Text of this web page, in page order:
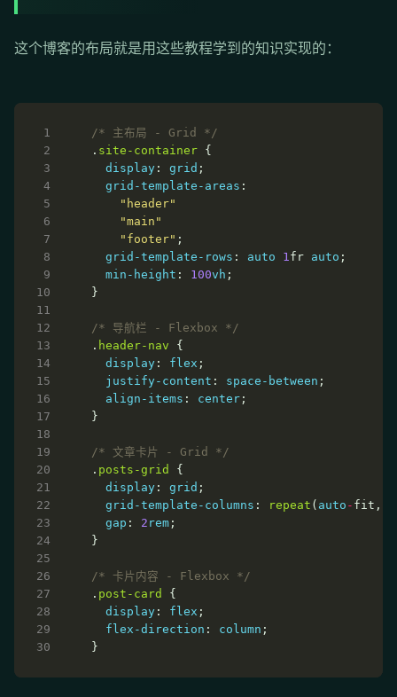
这个博客的布局就是用这些教程学到的知识实现的：
/* 主布局 - Grid */
. site-container
display : grid
grid-template-areas
"header"
"main"
"footer"
grid-template-rows : auto 1fr auto
min-height : 100vh
/* 导航栏 - Flexbox */
. header-nav
display : flex
justify-content : space-between
align-items : center
/* 文章卡片 - Grid */
. posts-grid
display : grid
grid-template-columns : repeat ( auto - fit,
gap : 2 rem
/* 卡片内容 - Flexbox */
. post-card
display : flex
flex-direction : column